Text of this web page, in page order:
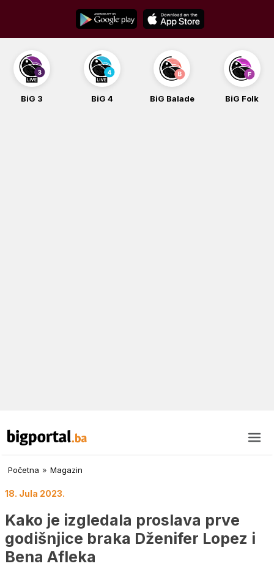
content
BiG 3 BiG 4 BiG Balade BiG Folk
Početna » Magazin
18. Jula 2023.
Kako je izgledala proslava prve
godišnjice braka Dženifer Lopez i
Bena Afleka